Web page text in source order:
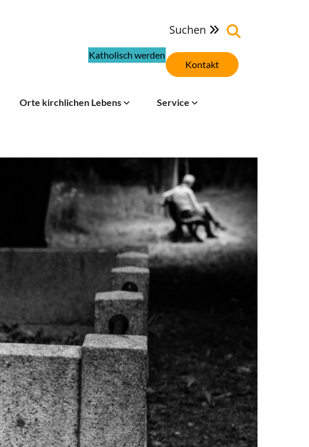
Suchen 
Kontakt
Katholisch werden
Orte kirchlichen Lebens Service